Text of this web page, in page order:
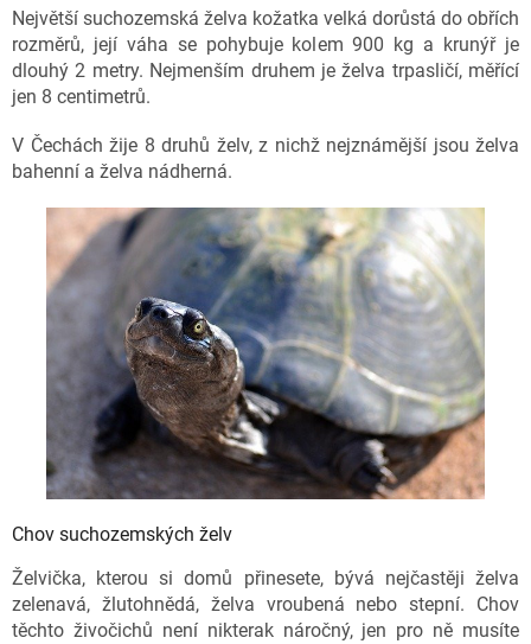
Největší suchozemská želva kožatka velká dorůstá do obřích
rozměrů, její váha se pohybuje kolem 900 kg a krunýř je
dlouhý 2 metry. Nejmenším druhem je želva trpasličí, měřící
jen 8 centimetrů.
V Čechách žije 8 druhů želv, z nichž nejznámější jsou želva
bahenní a želva nádherná.
Chov suchozemských želv
Želvička, kterou si domů přinesete, bývá nejčastěji želva
zelenavá, žlutohnědá, želva vroubená nebo stepní. Chov
těchto živočichů není nikterak náročný, jen pro ně musíte